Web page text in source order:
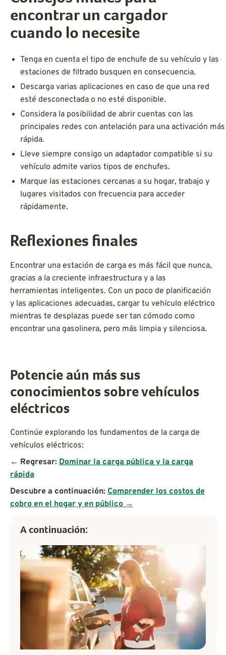
encontrar un cargador
cuando lo necesite
Tenga en cuenta el tipo de enchufe de su vehículo y las
estaciones de filtrado busquen en consecuencia.
Descarga varias aplicaciones en caso de que una red
esté desconectada o no esté disponible.
Considera la posibilidad de abrir cuentas con las
principales redes con antelación para una activación más
rápida.
Lleve siempre consigo un adaptador compatible si su
vehículo admite varios tipos de enchufes.
Marque las estaciones cercanas a su hogar, trabajo y
lugares visitados con frecuencia para acceder
rápidamente.
Reflexiones finales
Encontrar una estación de carga es más fácil que nunca,
gracias a la creciente infraestructura y a las
herramientas inteligentes. Con un poco de planificación
y las aplicaciones adecuadas, cargar tu vehículo eléctrico
mientras te desplazas puede ser tan cómodo como
encontrar una gasolinera, pero más limpia y silenciosa.
Potencie aún más sus
conocimientos sobre vehículos
eléctricos
Continúe explorando los fundamentos de la carga de
vehículos eléctricos:
← Regresar: Dominar la carga pública y la carga
rápida
Descubre a continuación: Comprender los costos de
cobro en el hogar y en público →
A continuación: